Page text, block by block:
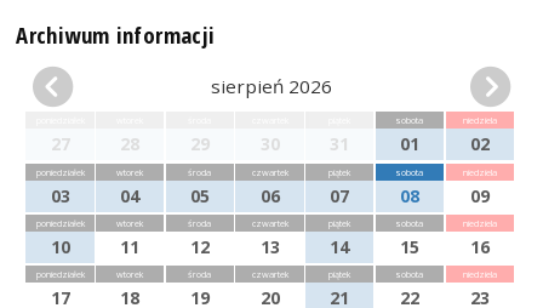
Archiwum informacji
sierpień 2026
27 28 29 30 31
sobota
01
niedziela
02
poniedziałek
03
wtorek
04
środa
05
czwartek
06
piątek
07
sobota
08
niedziela
09
poniedziałek
10
wtorek
11
środa
12
czwartek
13
piątek
14
sobota
15
niedziela
16
poniedziałek
17
wtorek
18
środa
19
czwartek
20
piątek
21
sobota
22
niedziela
23